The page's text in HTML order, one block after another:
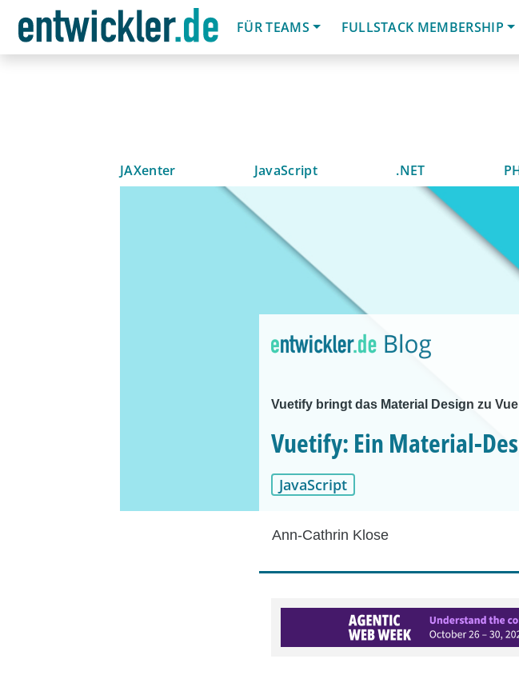
FÜR TEAMS
FULLSTACK MEMBERSHIP
JAXenter JavaScript .NET
Vuetify bringt das Material Design zu Vue
Vuetify: Ein Material-
JavaScript
Ann-Cathrin Klose